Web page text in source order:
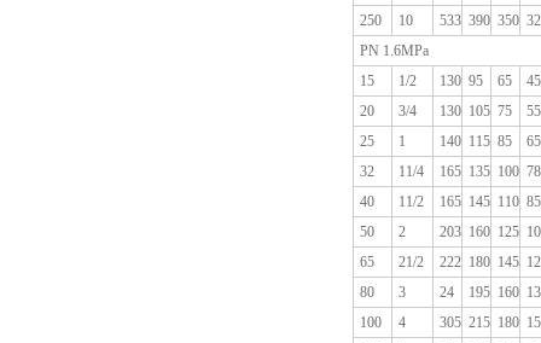
250
10 533 390 350
PN 1.6MPa
15
1/2 130 95 65
45
20
3/4 130 105 75
55
25
1 140 115 85
65
32
11/4 165 135 100 78
40
11/2 165 145 110 85
50
2 203 160 125 10
65
21/2 222 180 145
80
3 24 195 160
100
4 305 215 180